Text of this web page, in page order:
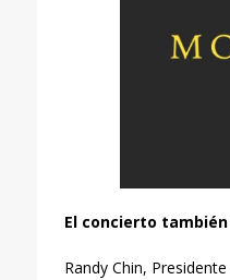
El concierto también
Randy Chin,